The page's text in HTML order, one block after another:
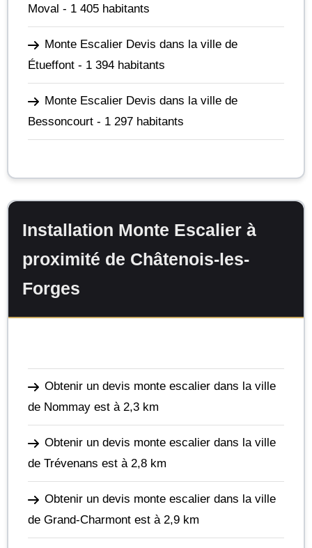
Moval - 1 405 habitants
Monte Escalier Devis dans la ville de
Étueffont - 1 394 habitants
Monte Escalier Devis dans la ville de
Bessoncourt - 1 297 habitants
Installation Monte Escalier à
proximité de Châtenois-les-
Forges
Obtenir un devis monte escalier dans la ville
de Nommay est à 2,3 km
Obtenir un devis monte escalier dans la ville
de Trévenans est à 2,8 km
Obtenir un devis monte escalier dans la ville
de Grand-Charmont est à 2,9 km